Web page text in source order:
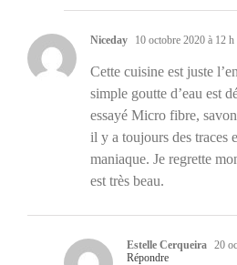
Niceday 10 octobre 2020 à 12
Cette cuisine est juste
simple goutte d’eau est
essayé Micro fibre,
il y a toujours des traces
maniaque. Je regrette
est très beau.
Estelle Cerqueira 20
Répondre